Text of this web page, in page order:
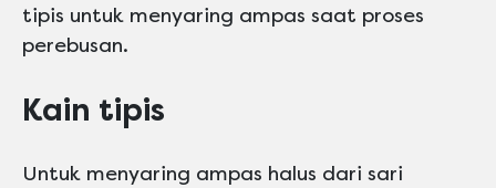
tipis untuk menyaring ampas saat proses
perebusan.
Kain tipis
Untuk menyaring ampas halus dari sari